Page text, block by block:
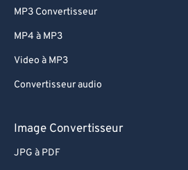
MP3 Convertisseur
MP4 à MP3
Video à MP3
Convertisseur audio
Image Convertisseur
JPG à PDF